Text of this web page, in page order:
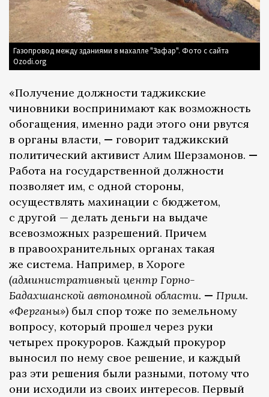
Газопровод между зданиями в махалле "Зафар". Фото с сайта
Ozodi.org
«Получение должности таджикские
чиновники воспринимают как возможность
обогащения, именно ради этого они рвутся
в органы власти, — говорит таджикский
политический активист Алим Шерзамонов. —
Работа на государственной должности
позволяет им, с одной стороны,
осуществлять махинации с бюджетом,
с другой — делать деньги на выдаче
всевозможных разрешений. Причем
в правоохранительных органах такая
же система. Например, в Хороге
(административный центр Горно-
Бадахшанской автономной области. — Прим.
«Ферганы») был спор тоже по земельному
вопросу, который прошел через руки
четырех прокуроров. Каждый прокурор
выносил по нему свое решение, и каждый
раз эти решения были разными, потому что
они исходили из своих интересов. Первый